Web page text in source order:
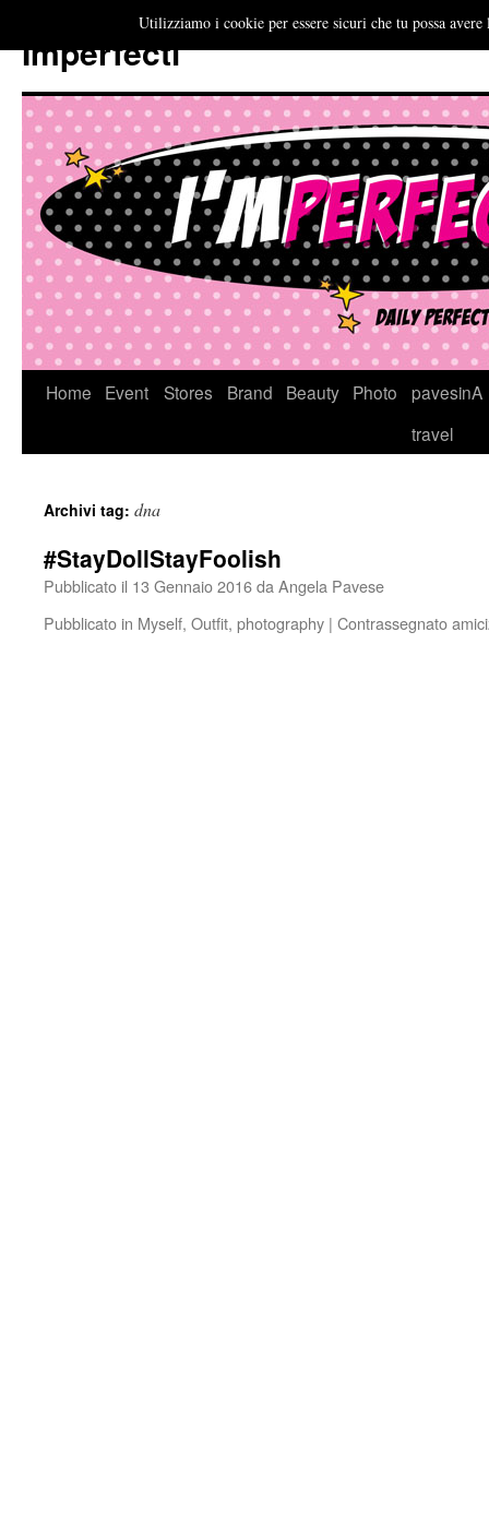
Imperfecti
VaiHome Event Stores Brand Beauty Photo
pavesinA
travel
Archivi tag: dna
#StayDollStayFoolish
Pubblicato il 13 Gennaio 2016da Angela Pavese
Pubblicato in Myself, Outfit, photography | Contrassegnato
Utilizziamo i cookie per essere sicuri che tu possa